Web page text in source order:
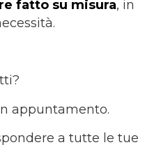
fatto su misura, in
appuntamento.
a tutte le tue